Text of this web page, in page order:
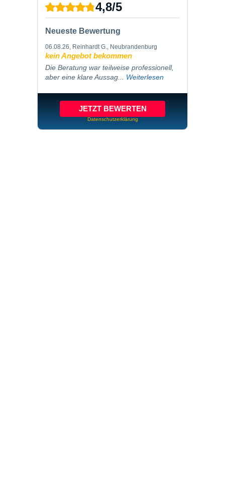
4,8/5
Neueste Bewertung
06.08.26, Reinhardt G., Neubrandenburg
kein Angebot bekommen
Die Beratung war teilweise professionell,
aber eine klare Aussag... Weiterlesen
JETZT BEWERTEN
Datenschutzerklärung